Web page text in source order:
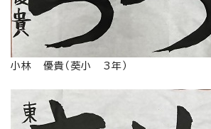
小林 優貴（葵小 3年）